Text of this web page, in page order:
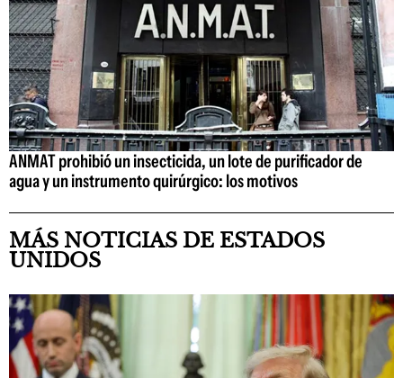
ANMAT prohibió un insecticida, un lote de purificador de
agua y un instrumento quirúrgico: los motivos
MÁS NOTICIAS DE ESTADOS
UNIDOS